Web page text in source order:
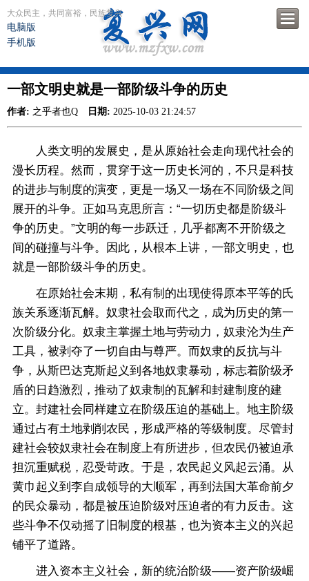
大众民主，共同富裕，民族复兴
电脑版
手机版
一部文明史就是一部阶级斗争的历史
作者: 之乎者也Q 日期: 2025-10-03 21:24:57
人类文明的发展史，是从原始社会走向现代社会的
漫长历程。然而，贯穿于这一历史长河的，不只是科技
的进步与制度的演变，更是一场又一场在不同阶级之间
展开的斗争。正如马克思所言：“一切历史都是阶级斗
争的历史。”文明的每一步跃迁，几乎都离不开阶级之
间的碰撞与斗争。因此，从根本上讲，一部文明史，也
就是一部阶级斗争的历史。
在原始社会末期，私有制的出现使得原本平等的氏
族关系逐渐瓦解。奴隶社会取而代之，成为历史的第一
次阶级分化。奴隶主掌握土地与劳动力，奴隶沦为生产
工具，被剥夺了一切自由与尊严。而奴隶的反抗与斗
争，从斯巴达克斯起义到各地奴隶暴动，标志着阶级矛
盾的日趋激烈，推动了奴隶制的瓦解和封建制度的建
立。封建社会同样建立在阶级压迫的基础上。地主阶级
通过占有土地剥削农民，形成严格的等级制度。尽管封
建社会较奴隶社会在制度上有所进步，但农民仍被迫承
担沉重赋税，忍受苛政。于是，农民起义风起云涌。从
黄巾起义到李自成领导的大顺军，再到法国大革命前夕
的民众暴动，都是被压迫阶级对压迫者的有力反击。这
些斗争不仅动摇了旧制度的根基，也为资本主义的兴起
铺平了道路。
进入资本主义社会，新的统治阶级——资产阶级崛